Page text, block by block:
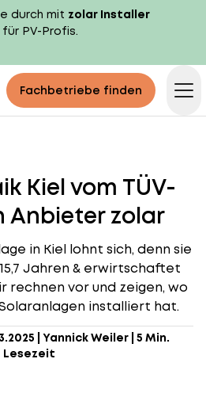
durch mit zolar Installer
PV-Profis.
Fachbetriebe finden
Kiel vom TÜV-
Anbieter zolar
in Kiel lohnt sich, denn sie
Jahren & erwirtschaftet
rechnen vor und zeigen, wo
installiert hat.
Yannick Weiler| 5 Min.
Lesezeit